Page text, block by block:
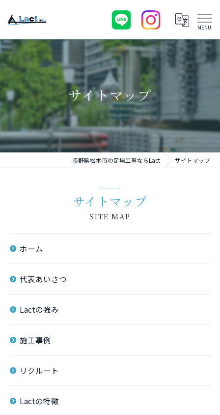
サイトマップ
長野県松本市の足場工事ならLact サイトマップ
SITE MAP
サイトマップ
ホーム
代表あいさつ
Lactの強み
施工事例
リクルート
Lactの特徴